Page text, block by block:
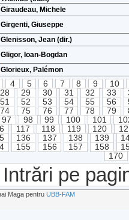
Giraudeau, Michele
Girgenti, Giuseppe
Glenisson, Jean (dir.)
Gligor, Ioan-Bogdan
Glorieux, Palémon
4 5 6 7 8 9
10
28 29 30 31 32 33
51 52 53 54 55 56
74 75 76 77 78 79
97 98 99 100 101
117 118 119 120
136 137 138 139
155 156 157 158
170
Intrări pe
Maga pentru UBB-FAM